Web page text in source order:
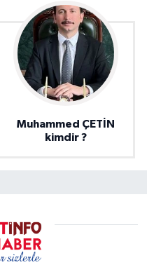
Muhammed ÇETİN
kimdir ?